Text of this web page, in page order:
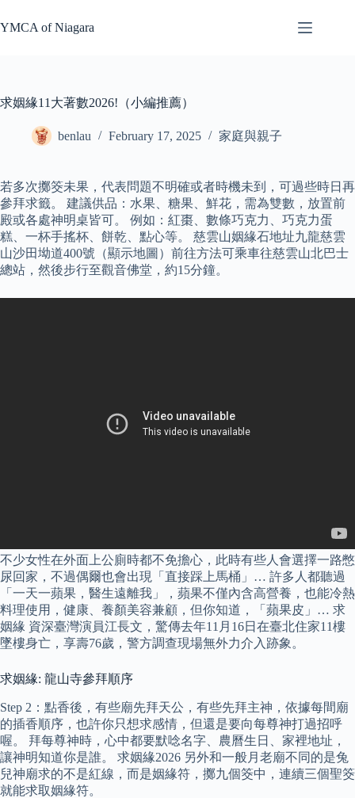
to
content
YMCA of Niagara
求姻緣11大著數2026!（小編推薦）
benlau February 17, 2025 家庭與親子
若多次擲筊未果，代表問題不明確或者時機未到，可過些時日再
參拜求籤。 建議供品：水果、糖果、鮮花，需為雙數，放置前
殿或各處神明桌皆可。 例如：紅棗、數條巧克力、巧克力蛋
糕、一杯手搖杯、餅乾、點心等。 慈雲山姻緣石地址九龍慈雲
山沙田坳道400號（顯示地圖）前往方法可乘車往慈雲山北巴士
總站，然後步行至觀音佛堂，約15分鐘。
不少女性在外面上公廁時都不免擔心，此時有些人會選擇一路憋
尿回家，不過偶爾也會出現「直接踩上馬桶」… 許多人都聽過
「一天一蘋果，醫生遠離我」，蘋果不僅內含高營養，也能冷熱
料理使用，健康、養顏美容兼顧，但你知道，「蘋果皮」… 求
姻緣 資深臺灣演員江長文，驚傳去年11月16日在臺北住家11樓
墜樓身亡，享壽76歲，警方調查現場無外力介入跡象。
求姻緣: 龍山寺參拜順序
Step 2：點香後，有些廟先拜天公，有些先拜主神，依據每間廟
的插香順序，也許你只想求感情，但還是要向每尊神打過招呼
喔。 拜每尊神時，心中都要默唸名字、農曆生日、家裡地址，
讓神明知道你是誰。 求姻緣2026 另外和一般月老廟不同的是兔
兒神廟求的不是紅線，而是姻緣符，擲九個筊中，連續三個聖筊
就能求取姻緣符。